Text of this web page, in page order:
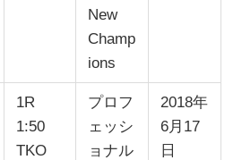
New
Champ
ions
1R
1:50
TKO
プロフ
ェッシ
ョナル
2018年
6月17
日